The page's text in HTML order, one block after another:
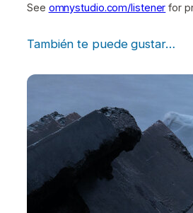
See omnystudio.com/listener for
También te puede gustar…